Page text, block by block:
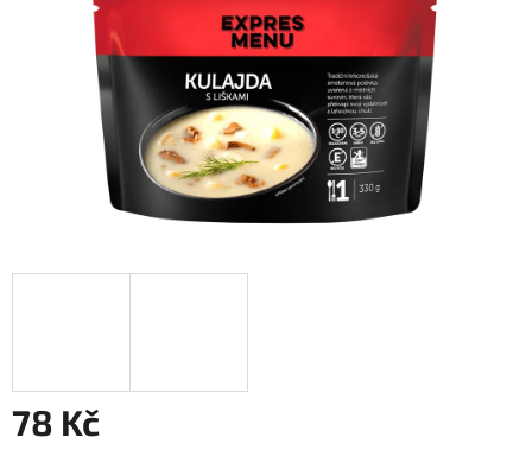
78 Kč